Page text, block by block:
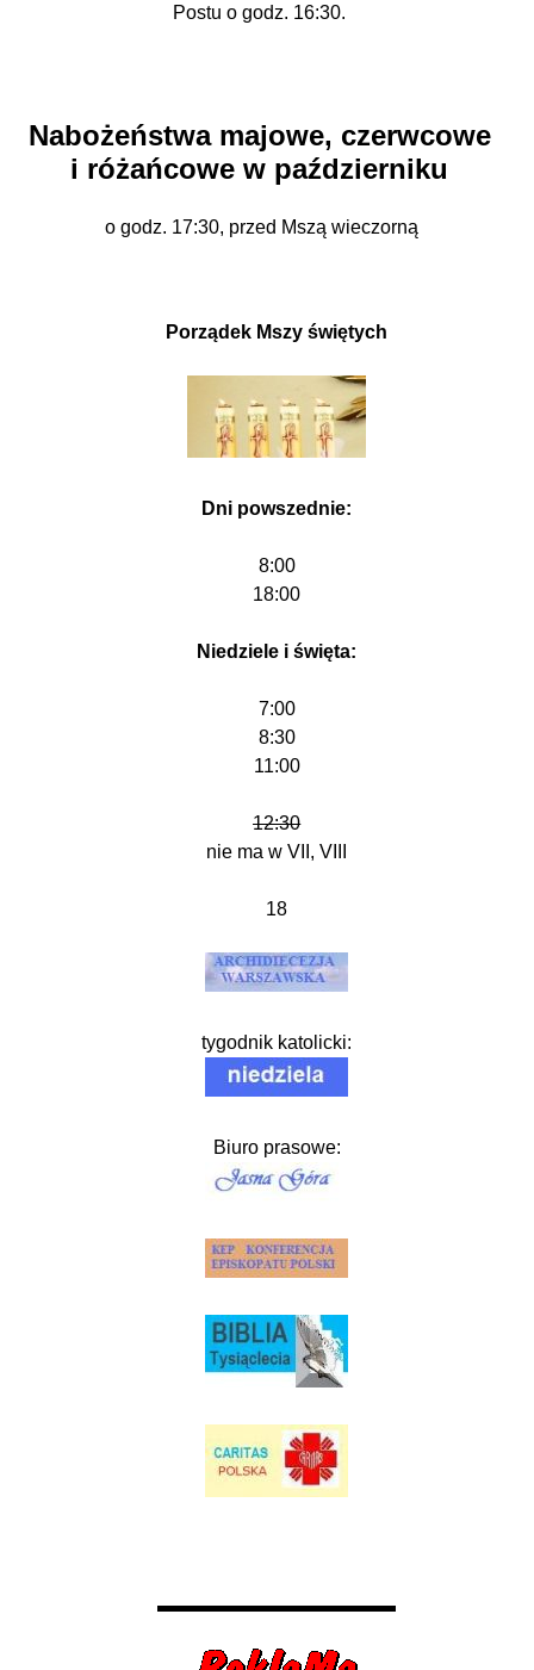
Postu o godz. 16:30.
Nabożeństwa majowe, czerwcowe
i różańcowe w październiku
o godz. 17:30, przed Mszą wieczorną
Porządek Mszy świętych
Dni powszednie:
8:00
18:00
Niedziele i święta:
7:00
8:30
11:00
12:30
nie ma w VII, VIII
18
tygodnik katolicki:
Biuro prasowe: